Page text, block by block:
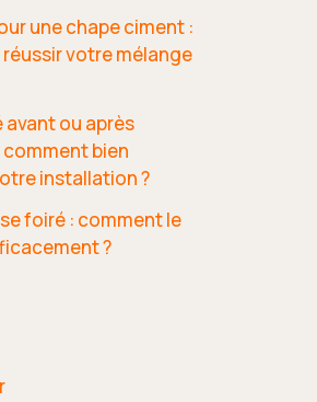
une chape ciment :
votre mélange
ou après
bien
installation ?
foiré : comment le
?